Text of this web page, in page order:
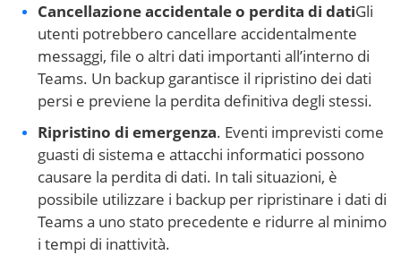
Cancellazione accidentale o perdita di datiGli
utenti potrebbero cancellare accidentalmente
messaggi, file o altri dati importanti all’interno di
Teams. Un backup garantisce il ripristino dei dati
persi e previene la perdita definitiva degli stessi.
Ripristino di emergenza. Eventi imprevisti come
guasti di sistema e attacchi informatici possono
causare la perdita di dati. In tali situazioni, è
possibile utilizzare i backup per ripristinare i dati di
Teams a uno stato precedente e ridurre al minimo
i tempi di inattività.